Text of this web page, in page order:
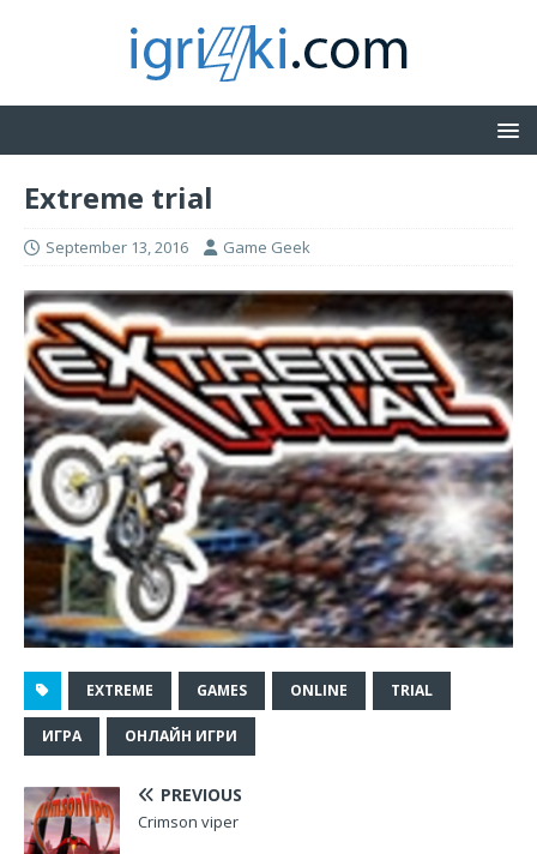
Extreme trial
September 13, 2016 Game Geek
EXTREME GAMES ONLINE TRIAL
ИГРА ОНЛАЙН ИГРИ
PREVIOUS
Crimson viper